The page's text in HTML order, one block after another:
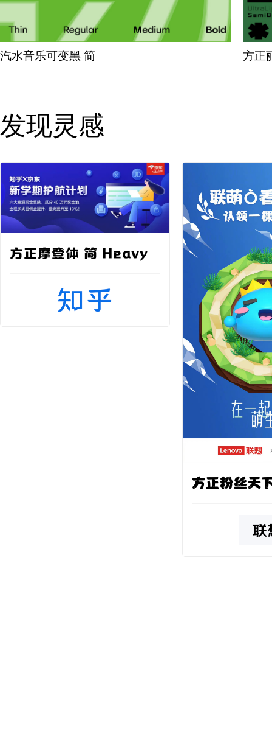
汽水音乐可变黑 简 方正
发现灵感
方正摩登体 简 Heavy
方正粉丝天